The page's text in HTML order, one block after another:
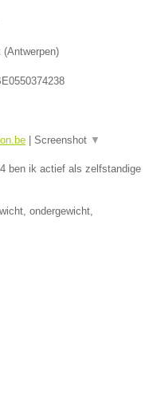
(Antwerpen)
Screenshot ▼
ben ik actief als zelfstandige
ondergewicht,